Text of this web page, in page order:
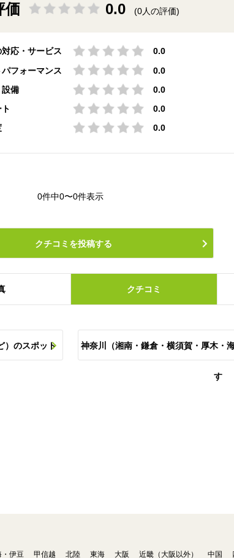
価 0.0 (0人の評価)
応・サービス
0.0
パフォーマンス
0.0
備
0.0
0.0
0.0
0件中0〜0件表示
クチコミを投稿する
クチコミ
）のスポット 神奈川（湘南・鎌倉・横須賀・厚木・
す
・伊豆 甲信越 北陸 東海 大阪 近畿（大阪以外） 中国